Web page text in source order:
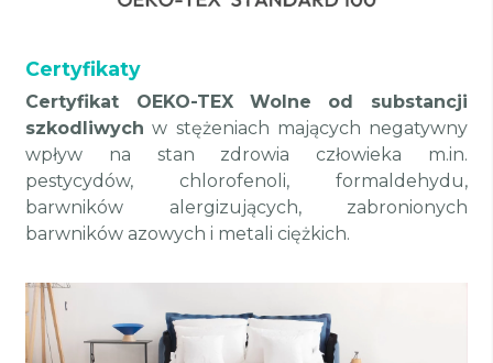
Certyfikaty
Certyfikat OEKO-TEX
Wolne od substancji
szkodliwych w stężeniach mających negatywny
wpływ na stan zdrowia człowieka m.in.
pestycydów, chlorofenoli, formaldehydu,
barwników alergizujących, zabronionych
barwników azowych i metali ciężkich.